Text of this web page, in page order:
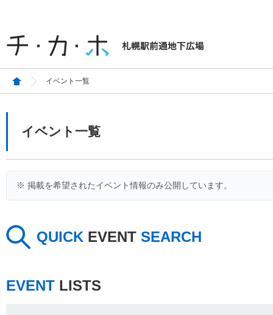
イベント一覧
イベント一覧
※ 掲載を希望されたイベント情報のみ公開しています。
QUICK EVENT SEARCH
EVENT LISTS